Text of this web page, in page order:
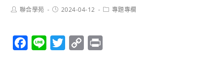
聯合學苑 2024-04-12 專題專欄